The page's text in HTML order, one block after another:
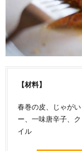
【材料】
春巻の皮、じゃが
ー、一味唐辛子、
イル